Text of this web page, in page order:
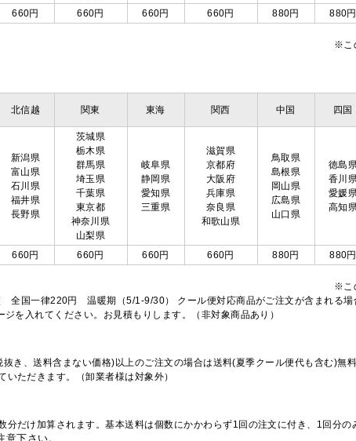
660円 660円 660円 660円 880円 880円
※こ
北信越 関東 東海 関西 中国 四国
新潟県
富山県
石川県
福井県
長野県
茨城県
栃木県
群馬県
埼玉県
千葉県
東京都
神奈川県
山梨県
岐阜県
静岡県
愛知県
三重県
滋賀県
京都府
大阪府
兵庫県
奈良県
和歌山県
鳥取県
島根県
岡山県
広島県
山口県
徳島
香川
愛媛
高知
660円 660円 660円 660円 880円 880円
※こ
国一律220円 温暖期（5/1-9/30） クール便対応商品がご注文が含まれる場
を入れてください。お見積もりします。（非対象商品あり）
き、送料含まない価格)以上のご注文の場合は送料(夏季クール便代も含む)無料
ただきます。（卸業者様は対象外）
だけ加算されます。基本送料は個数にかかわらず1回の注文に付き、1回分の
下さい。